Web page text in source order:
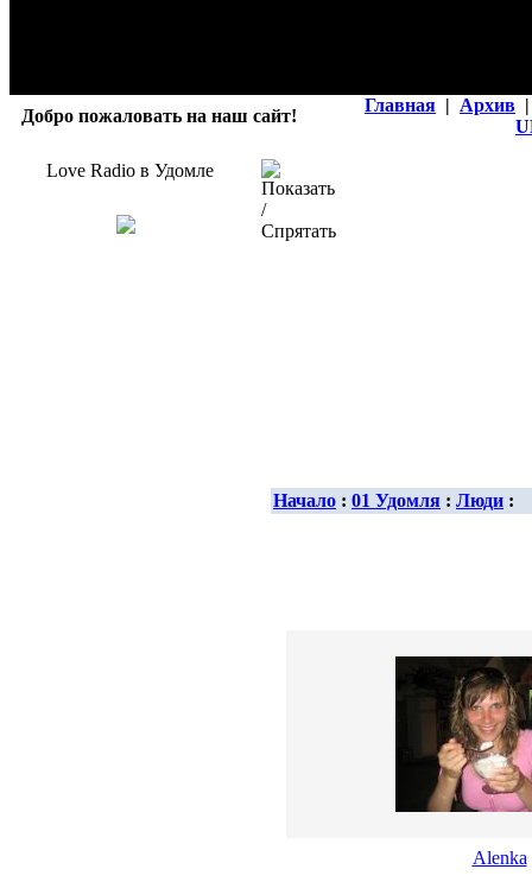
Добро пожаловать на наш сайт!
Главная | Архив |
Love Radio в Удомле
Начало : 01 Удомля : Люди :
Alenka